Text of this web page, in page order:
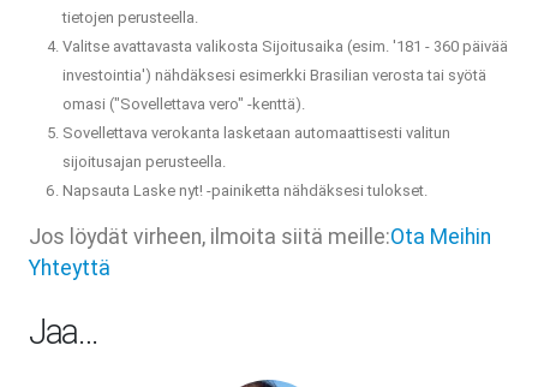
tietojen perusteella.
Valitse avattavasta valikosta Sijoitusaika (esim. '181 - 360 päivää
investointia') nähdäksesi esimerkki Brasilian verosta tai syötä
omasi ("Sovellettava vero" -kenttä).
Sovellettava verokanta lasketaan automaattisesti valitun
sijoitusajan perusteella.
Napsauta Laske nyt! -painiketta nähdäksesi tulokset.
Jos löydät virheen, ilmoita siitä meille:Ota Meihin
Yhteyttä
Jaa…